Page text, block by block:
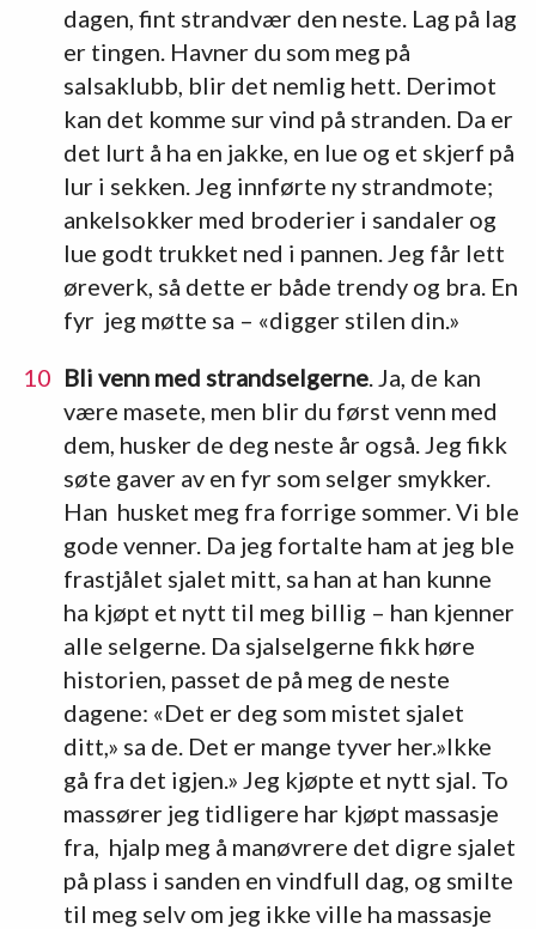
dagen, fint strandvær den neste. Lag på lag
er tingen. Havner du som meg på
salsaklubb, blir det nemlig hett. Derimot
kan det komme sur vind på stranden. Da er
det lurt å ha en jakke, en lue og et skjerf på
lur i sekken. Jeg innførte ny strandmote;
ankelsokker med broderier i sandaler og
lue godt trukket ned i pannen. Jeg får lett
øreverk, så dette er både trendy og bra. En
fyr jeg møtte sa – «digger stilen din.»
Bli venn med strandselgerne. Ja, de kan
være masete, men blir du først venn med
dem, husker de deg neste år også. Jeg fikk
søte gaver av en fyr som selger smykker.
Han husket meg fra forrige sommer. Vi ble
gode venner. Da jeg fortalte ham at jeg ble
frastjålet sjalet mitt, sa han at han kunne
ha kjøpt et nytt til meg billig – han kjenner
alle selgerne. Da sjalselgerne fikk høre
historien, passet de på meg de neste
dagene: «Det er deg som mistet sjalet
ditt,» sa de. Det er mange tyver her.»Ikke
gå fra det igjen.» Jeg kjøpte et nytt sjal. To
massører jeg tidligere har kjøpt massasje
fra, hjalp meg å manøvrere det digre sjalet
på plass i sanden en vindfull dag, og smilte
til meg selv om jeg ikke ville ha massasje